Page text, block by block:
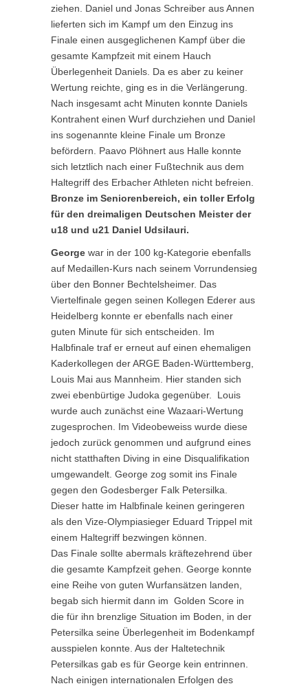
ziehen. Daniel und Jonas Schreiber aus Annen
lieferten sich im Kampf um den Einzug ins
Finale einen ausgeglichenen Kampf über die
gesamte Kampfzeit mit einem Hauch
Überlegenheit Daniels. Da es aber zu keiner
Wertung reichte, ging es in die Verlängerung.
Nach insgesamt acht Minuten konnte Daniels
Kontrahent einen Wurf durchziehen und Daniel
ins sogenannte kleine Finale um Bronze
befördern. Paavo Plöhnert aus Halle konnte
sich letztlich nach einer Fußtechnik aus dem
Haltegriff des Erbacher Athleten nicht befreien.
Bronze im Seniorenbereich, ein toller Erfolg
für den dreimaligen Deutschen Meister der
u18 und u21 Daniel Udsilauri.
George war in der 100 kg-Kategorie ebenfalls
auf Medaillen-Kurs nach seinem Vorrundensieg
über den Bonner Bechtelsheimer. Das
Viertelfinale gegen seinen Kollegen Ederer aus
Heidelberg konnte er ebenfalls nach einer
guten Minute für sich entscheiden. Im
Halbfinale traf er erneut auf einen ehemaligen
Kaderkollegen der ARGE Baden-Württemberg,
Louis Mai aus Mannheim. Hier standen sich
zwei ebenbürtige Judoka gegenüber. Louis
wurde auch zunächst eine Wazaari-Wertung
zugesprochen. Im Videobeweiss wurde diese
jedoch zurück genommen und aufgrund eines
nicht statthaften Diving in eine Disqualifikation
umgewandelt. George zog somit ins Finale
gegen den Godesberger Falk Petersilka.
Dieser hatte im Halbfinale keinen geringeren
als den Vize-Olympiasieger Eduard Trippel mit
einem Haltegriff bezwingen können.
Das Finale sollte abermals kräftezehrend über
die gesamte Kampfzeit gehen. George konnte
eine Reihe von guten Wurfansätzen landen,
begab sich hiermit dann im Golden Score in
die für ihn brenzlige Situation im Boden, in der
Petersilka seine Überlegenheit im Bodenkampf
ausspielen konnte. Aus der Haltetechnik
Petersilkas gab es für George kein entrinnen.
Nach einigen internationalen Erfolgen des